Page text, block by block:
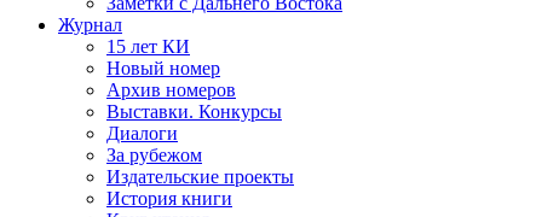
Журнал
15 лет КИ
Новый номер
Архив номеров
Выставки. Конкурсы
Диалоги
За рубежом
Издательские проекты
История книги